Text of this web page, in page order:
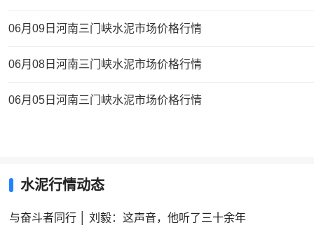
06月09日河南三门峡水泥市场价格行情
06月08日河南三门峡水泥市场价格行情
06月05日河南三门峡水泥市场价格行情
水泥行情动态
与奋斗者同行 │ 刘毅：这声音，他听了三十余年